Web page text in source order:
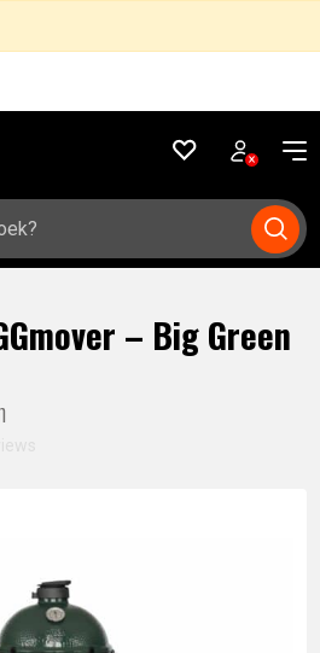
– Big Green